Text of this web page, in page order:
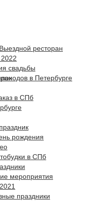
ресторан
свадьбы
в Петербурге
в СПб
рождения
в СПб
мероприятия
праздники